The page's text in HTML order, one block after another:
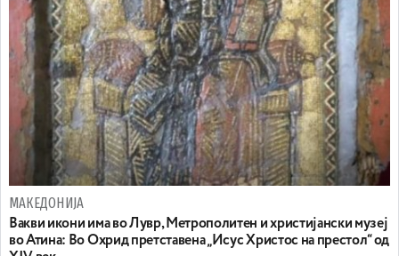
МАКЕДОНИЈА
Вакви икони има во Лувр, Метрополитен и христијански музеј
во Атина: Во Охрид претставена „Исус Христос на престол“ од